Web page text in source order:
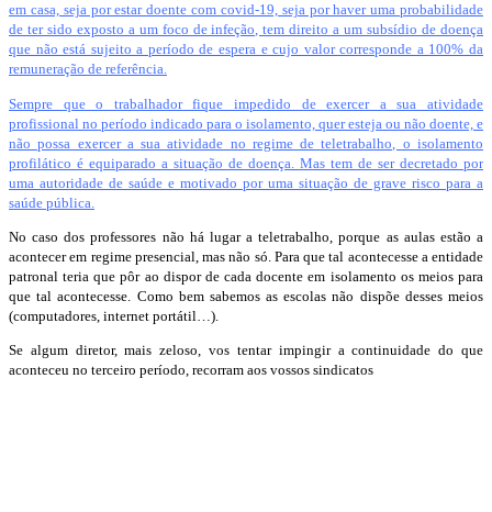
em casa, seja por estar doente com covid-19, seja por haver uma probabilidade
de ter sido exposto a um foco de infeção, tem direito a um subsídio de doença
que não está sujeito a período de espera e cujo valor corresponde a 100% da
remuneração de referência.
Sempre que o trabalhador fique impedido de exercer a sua atividade
profissional no período indicado para o isolamento, quer esteja ou não doente, e
não possa exercer a sua atividade no regime de teletrabalho, o isolamento
profilático é equiparado a situação de doença. Mas tem de ser decretado por
uma autoridade de saúde e motivado por uma situação de grave risco para a
saúde pública.
No caso dos professores não há lugar a teletrabalho, porque as aulas estão a
acontecer em regime presencial, mas não só. Para que tal acontecesse a entidade
patronal teria que pôr ao dispor de cada docente em isolamento os meios para
que tal acontecesse. Como bem sabemos as escolas não dispõe desses meios
(computadores, internet portátil…).
Se algum diretor, mais zeloso, vos tentar impingir a continuidade do que
aconteceu no terceiro período, recorram aos vossos sindicatos